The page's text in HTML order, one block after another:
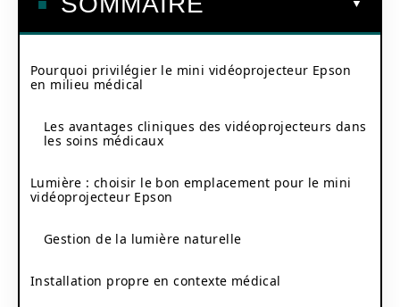
Pourquoi privilégier le mini vidéoprojecteur Epson
en milieu médical
Les avantages cliniques des vidéoprojecteurs dans
les soins médicaux
Lumière : choisir le bon emplacement pour le mini
vidéoprojecteur Epson
Gestion de la lumière naturelle
Installation propre en contexte médical